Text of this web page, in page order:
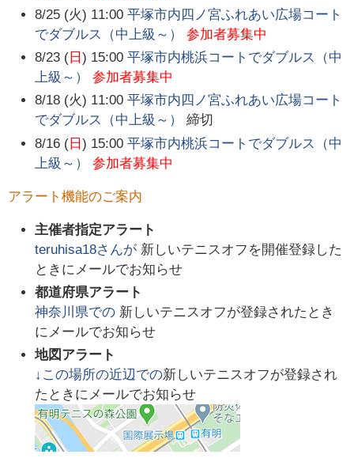
8/25 (火) 11:00 平塚市内四ノ宮ふれあい広場コート
でダブルス（中上級～）
参加者募集中
8/23 ( 日) 15:00 平塚市内桃浜コートでダブルス（中
上級～）
参加者募集中
8/18 (火) 11:00 平塚市内四ノ宮ふれあい広場コート
でダブルス（中上級～）
締切
8/16 ( 日) 15:00 平塚市内桃浜コートでダブルス（中
上級～）
参加者募集中
アラート機能のご案内
主催者指定アラート
teruhisa18さんが 新しいテニスオフを開催登録した
ときにメールでお知らせ
都道府県アラート
神奈川県での 新しいテニスオフが登録されたとき
にメールでお知らせ
地図アラート
↓この場所の近辺での新しいテニスオフが登録され
たときにメールでお知らせ